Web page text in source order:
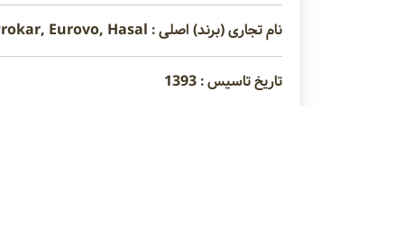
نام تجاری (برند) اصلی : Amstel, Olbrisht, Prokar, Eurovo, Hasal
تاریخ تاسیس : 1393